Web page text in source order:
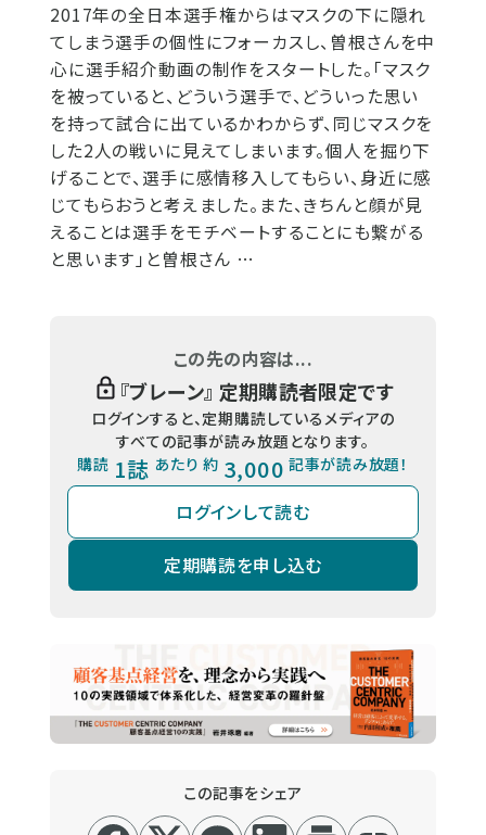
2017年の全日本選手権からはマスクの下に隠れ
てしまう選手の個性にフォーカスし、曽根さんを中
心に選手紹介動画の制作をスタートした。「マスク
を被っていると、どういう選手で、どういった思い
を持って試合に出ているかわからず、同じマスクを
した2人の戦いに見えてしまいます。個人を掘り下
げることで、選手に感情移入してもらい、身近に感
じてもらおうと考えました。また、きちんと顔が見
えることは選手をモチベートすることにも繋がる
と思います」と曽根さん …
この先の内容は...
『ブレーン』 定期購読者限定です
ログインすると、定期購読しているメディアの
すべての記事が読み放題となります。
購読 1誌 あたり 約 3,000 記事が読み放題！
ログインして読む
定期購読を申し込む
この記事をシェア